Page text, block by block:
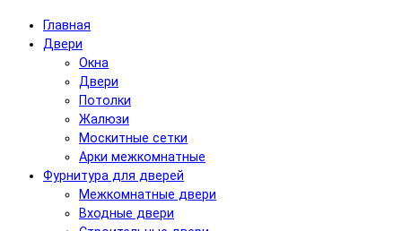
Главная
Двери
Окна
Двери
Потолки
Жалюзи
Москитные сетки
Арки межкомнатные
Фурнитура для дверей
Межкомнатные двери
Входные двери